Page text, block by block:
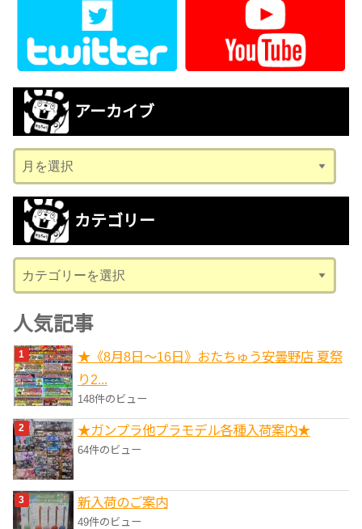
アーカイブ
ー
カ
ブ
カテゴリー
テ
ゴ
リ
ー
人気記事
★《8月8日～16日》おたちゅう安曇野店 夏祭
り2...
148件のビュー
★ガンプラ他プラモデル各種入荷案内★
64件のビュー
新入荷のご案内
49件のビュー